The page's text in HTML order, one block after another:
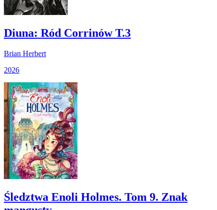
Diuna: Ród Corrinów T.3
Brian Herbert
2026
Śledztwa Enoli Holmes. Tom 9. Znak